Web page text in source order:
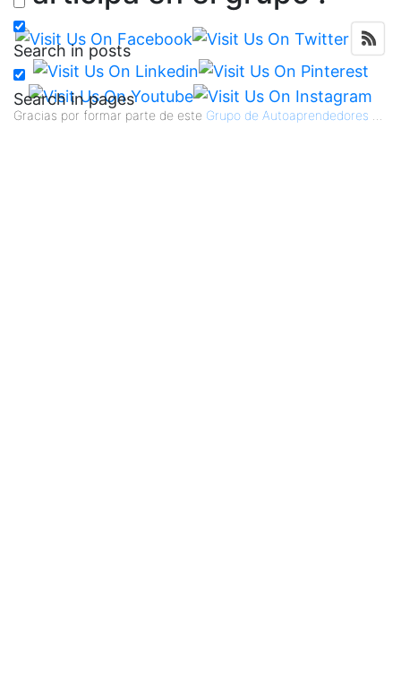
Search in posts
Search in pages
Gracias por formar parte de este Grupo de Autoaprendedores